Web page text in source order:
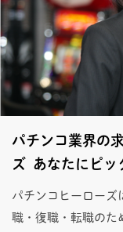
パチンコ業界の
ズ あなたにピッ
パチンコヒーローズ
職・復職・転職のた